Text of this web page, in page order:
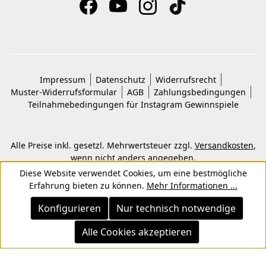
Impressum Datenschutz
Widerrufsrecht
Muster-Widerrufsformular
AGB
Zahlungsbedingungen
Teilnahmebedingungen für Instagram Gewinnspiele
Alle Preise inkl. gesetzl. Mehrwertsteuer zzgl. Versandkosten,
wenn nicht anders angegeben.
© 2026 Copyright © Kwon KG. Alle Rechte vorbehalten.
Diese Website verwendet Cookies, um eine bestmögliche
Erfahrung bieten zu können. Mehr Informationen ...
Nur technisch notwendige
Konfigurieren
Alle Cookies akzeptieren